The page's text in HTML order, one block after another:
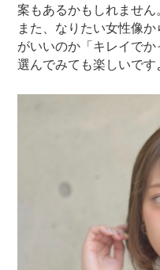
案もあるかもしれません
また、なりたい女性像
がいいのか「キレイで
選んでみても楽しいです